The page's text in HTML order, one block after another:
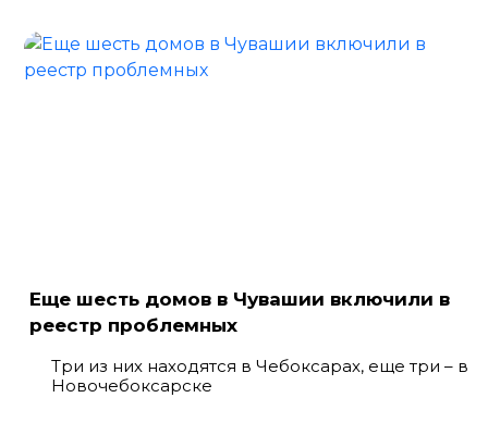
Еще шесть домов в Чувашии включили в
реестр проблемных
Три из них находятся в Чебоксарах, еще три – в
Новочебоксарске